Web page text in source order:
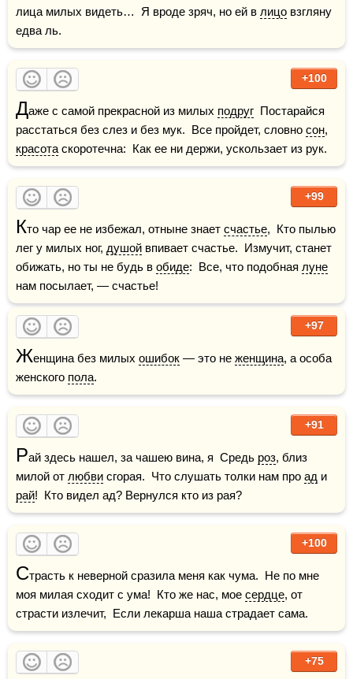
лица милых видеть…  Я вроде зряч, но ей в лицо взгляну
едва ль.
+100
Даже с самой прекрасной из милых подруг
  Постарайся
расстаться без слез и без мук.  Все пройдет, словно сон
красота скоротечна:  Как ее ни держи, ускользает из рук.
+99
Кто чар ее не избежал, отныне знает счастье,  Кто пылью
лег у милых ног, душой впивает счастье.  Измучит, станет
обижать, но ты не будь в обиде:  Все, что подобная луне
нам посылает, — счастье!
+97
Женщина без милых ошибок — это не женщина, а особа
женского пола.
+91
Рай здесь нашел, за чашею вина, я  Средь роз, близ
милой от любви сгорая.  Что слушать толки нам про ад
рай!  Кто видел ад? Вернулся кто из рая?
+100
Страсть к неверной сразила меня как чума.  Не по мне
моя милая сходит с ума!  Кто же нас, мое сердце, от
страсти излечит,  Если лекарша наша страдает сама.
+75